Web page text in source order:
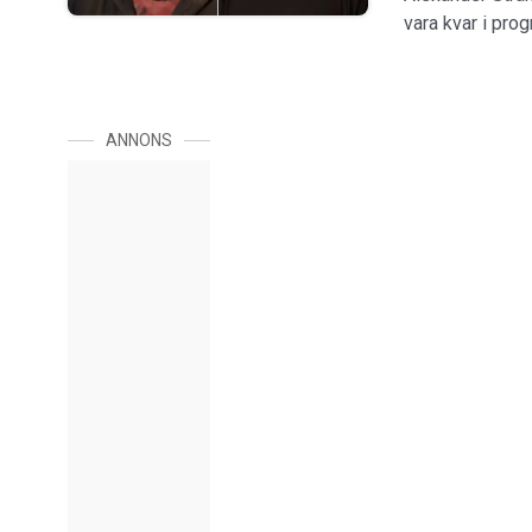
vara kvar i
ANNONS